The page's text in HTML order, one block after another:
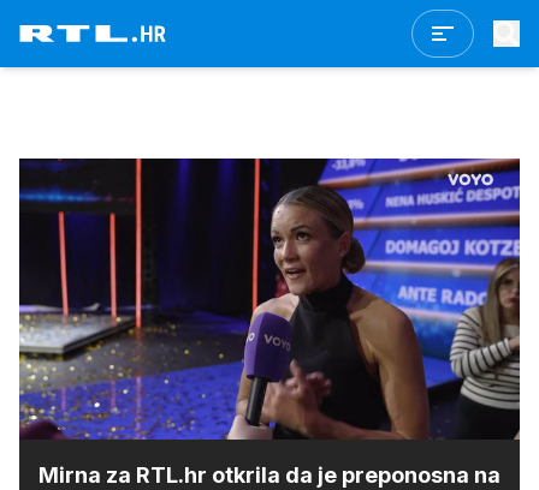
Upali
zvuk
/
Loaded
100.00%
Mirna za RTL.hr otkrila da je preponosna na